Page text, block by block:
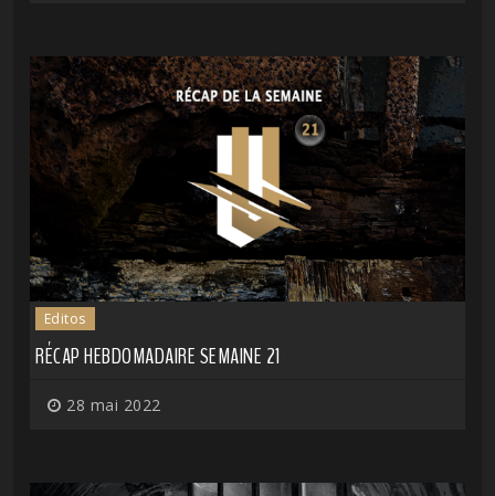
Editos
RÉCAP HEBDOMADAIRE SEMAINE 21
28 mai 2022